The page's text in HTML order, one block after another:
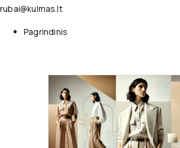
rubai@kulmas.lt
Pagrindinis